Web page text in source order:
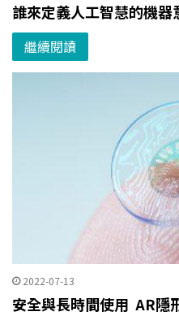
誰來定義人工智慧的機器
繼續閱讀
2022-07-13
安全與長時間使用 AR隱